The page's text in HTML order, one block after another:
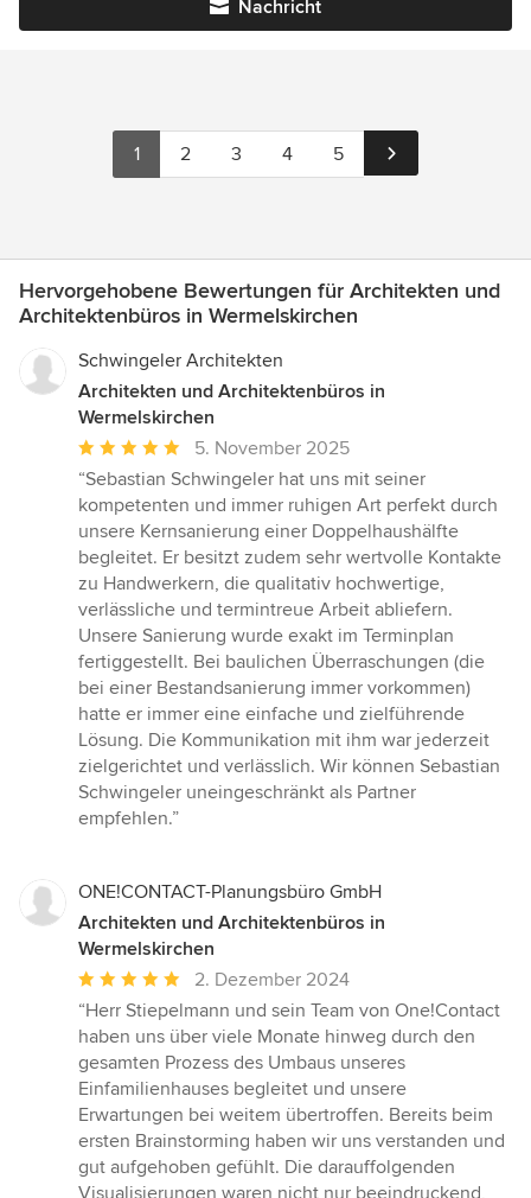
Nachricht
1 2 3 4 5
Hervorgehobene Bewertungen für Architekten und
Architektenbüros in Wermelskirchen
Schwingeler Architekten
Architekten und Architektenbüros in
Wermelskirchen
Durchschnittliche
Bewertung:
5
von
5
Sternen
5. November 2025
“Sebastian Schwingeler hat uns mit seiner
kompetenten und immer ruhigen Art perfekt durch
unsere Kernsanierung einer Doppelhaushälfte
begleitet. Er besitzt zudem sehr wertvolle Kontakte
zu Handwerkern, die qualitativ hochwertige,
verlässliche und termintreue Arbeit abliefern.
Unsere Sanierung wurde exakt im Terminplan
fertiggestellt. Bei baulichen Überraschungen (die
bei einer Bestandsanierung immer vorkommen)
hatte er immer eine einfache und zielführende
Lösung. Die Kommunikation mit ihm war jederzeit
zielgerichtet und verlässlich. Wir können Sebastian
Schwingeler uneingeschränkt als Partner
empfehlen.”
ONE!CONTACT-Planungsbüro GmbH
Architekten und Architektenbüros in
Wermelskirchen
Durchschnittliche
Bewertung:
5
von
5
Sternen
2. Dezember 2024
“Herr Stiepelmann und sein Team von One!Contact
haben uns über viele Monate hinweg durch den
gesamten Prozess des Umbaus unseres
Einfamilienhauses begleitet und unsere
Erwartungen bei weitem übertroffen. Bereits beim
ersten Brainstorming haben wir uns verstanden und
gut aufgehoben gefühlt. Die darauffolgenden